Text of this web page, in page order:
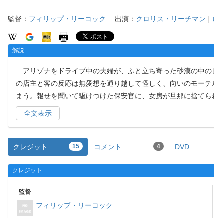
監督： フィリップ・リーコック 出演： クロリス・リーチマン |
解説
アリゾナをドライブ中の夫婦が、ふと立ち寄った砂漠の中
の店主と客の反応は無愛想を通り越して怪しく、向いのモー
まう。報せを聞いて駆けつけた保安官に、女房が旦那に捨て
全文表示
クレジット 15 コメント 4 DVD
クレジット
監督
フィリップ・リーコック